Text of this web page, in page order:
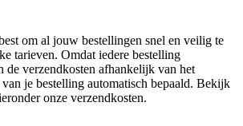
om al jouw bestellingen snel en veilig te
tarieven. Omdat iedere bestelling
de verzendkosten afhankelijk van het
je bestelling automatisch bepaald. Bekijk
onze verzendkosten.